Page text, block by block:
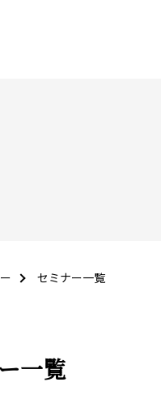
セミナー一覧
一覧